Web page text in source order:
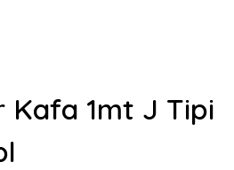
Kafa 1mt J Tipi